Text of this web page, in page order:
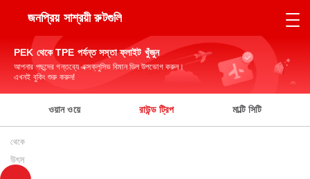
জনপ্রিয় সাশ্রয়ী রুটগুলি
PEK থেকে TPE পর্যন্ত সস্তা ফ্লাইট খুঁজুন
আপনার পছন্দের গন্তব্যে এক্সক্লুসিভ বিমান ডিল উপভোগ করুন।
এখনই বুকিং শুরু করুন!
ওয়ান ওয়ে রাউন্ড ট্রিপ মাল্টি সিটি
থেকে
উৎস